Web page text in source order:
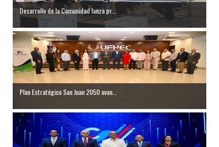
Desarrollo de la Comunidad lanza pr...
Plan Estratégico San Juan 2050 avan...